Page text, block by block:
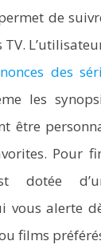
de
TV.
des
les
être
Pour
dotée
vous alerte
films